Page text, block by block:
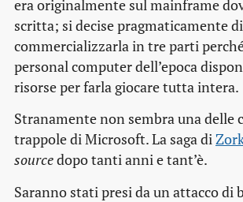
era originalmente sul mainframe
scritta; si decise pragmaticamente di
commercializzarla in tre parti
personal computer dell’epoca
risorse per farla giocare tutta intera.
Stranamente non sembra una delle
trappole di Microsoft. La saga di
sourcedopo tanti anni e tant’è.
Saranno stati presi da un attacco di